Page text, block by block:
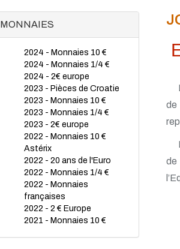
MONNAIES
2024 - Monnaies 10 €
2024 - Monnaies 1/4 €
2024 - 2€ europe
2023 - Pièces de Croatie
2023 - Monnaies 10 €
2023 - Monnaies 1/4 €
2023 - 2€ europe
2022 - Monnaies 10 €
Astérix
2022 - 20 ans de l'Euro
2022 - Monnaies 1/4 €
2022 - Monnaies
françaises
2022 - 2 € Europe
2021 - Monnaies 10 €
de